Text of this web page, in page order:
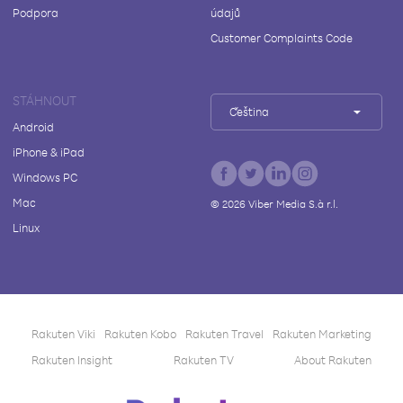
Podpora
údajů
Customer Complaints Code
STÁHNOUT
Android
iPhone & iPad
Windows PC
Mac
Linux
Čeština
© 2026Viber Media S.à r.l.
Rakuten Viki Rakuten Kobo Rakuten Travel
Rakuten Marketing
Rakuten Insight
Rakuten TV About Rakuten